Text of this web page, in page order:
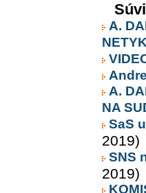
A.
A.
NA
SaS
2019)
SNS
2019)